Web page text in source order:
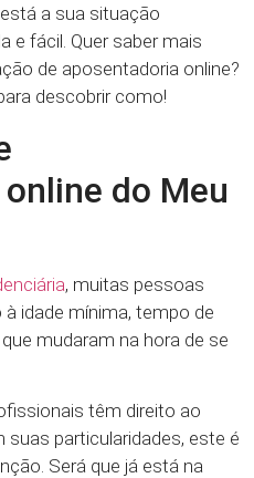
a sua situação
e fácil. Quer saber mais
de aposentadoria online?
descobrir como!
do Meu
, muitas pessoas
idade mínima, tempo de
mudaram na hora de se
têm direito ao
particularidades, este é
Será que já está na